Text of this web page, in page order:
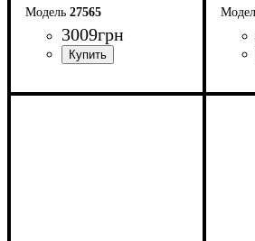
27565
3009грн
Ширина: 100 см